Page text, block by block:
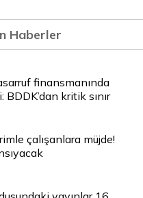
Haberler
finansmanında
kritik sınır
çalışanlara müjde!